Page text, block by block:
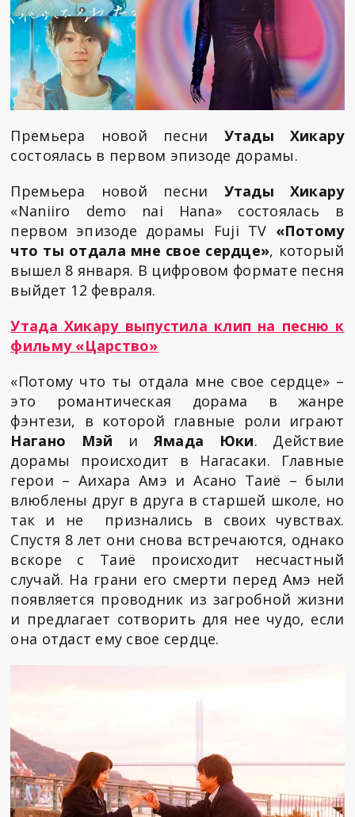
Премьера новой песни Утады Хикару
состоялась в первом эпизоде дорамы.
Премьера новой песни Утады Хикару
«Naniiro demo nai Hana» состоялась в
первом эпизоде дорамы Fuji TV «Потому
что ты отдала мне свое сердце», который
вышел 8 января. В цифровом формате песня
выйдет 12 февраля.
Утада Хикару выпустила клип на песню к
фильму «Царство»
«Потому что ты отдала мне свое сердце» –
это романтическая дорама в жанре
фэнтези, в которой главные роли играют
Нагано Мэй иЯмада Юки. Действие
дорамы происходит в Нагасаки. Главные
герои – Аихара Амэ и Асано Таиё – были
влюблены друг в друга в старшей школе, но
так и не признались в своих чувствах.
Спустя 8 лет они снова встречаются, однако
вскоре с Таиё происходит несчастный
случай. На грани его смерти перед Амэ ней
появляется проводник из загробной жизни
и предлагает сотворить для нее чудо, если
она отдаст ему свое сердце.